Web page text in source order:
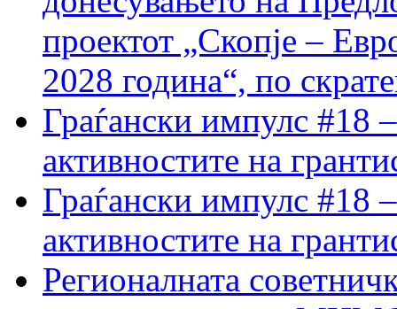
проектот „Скопје –
2028 година“, по
Граѓански импулс #18
активностите на
Граѓански импулс #18
активностите на
Регионалната